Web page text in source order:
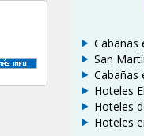
Cabañas
San
Cabañas
Hoteles
Hoteles
Hoteles